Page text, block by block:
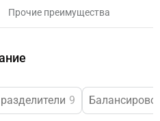
Прочие преимущества
9